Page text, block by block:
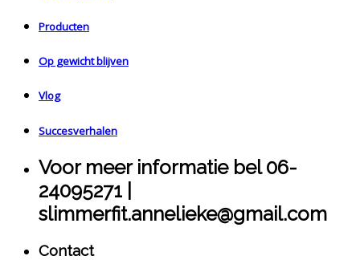
Producten
Op gewicht blijven
Vlog
Succesverhalen
Voor meer informatie bel 06-
24095271 |
slimmerfit.annelieke@gmail.com
Contact